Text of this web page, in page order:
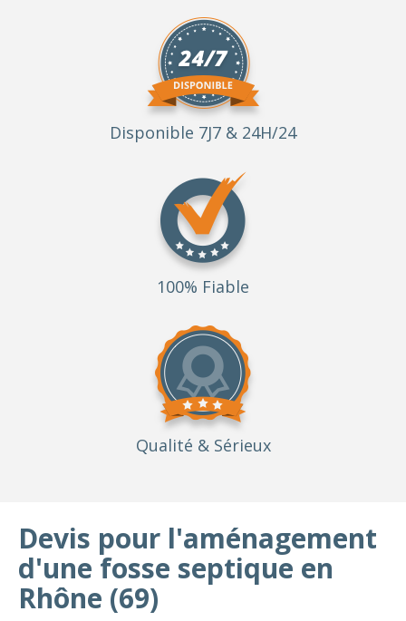
Disponible 7J7 & 24H/24
100% Fiable
Qualité & Sérieux
Devis pour l'aménagement
d'une fosse septique en
Rhône (69)